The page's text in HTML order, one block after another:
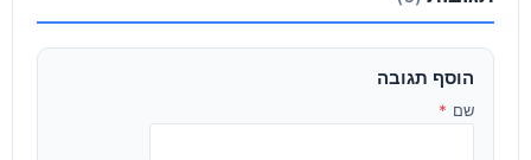
הוסף תגובה
שם *